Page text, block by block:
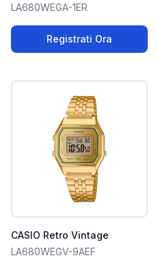
LA680WEGA-1ER
Registrati Ora
CASIO Retro Vintage
LA680WEGV-9AEF